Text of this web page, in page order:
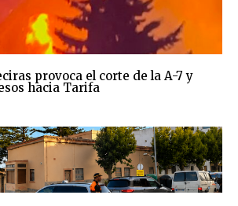
provoca el corte de la A-7 y
hacia Tarifa